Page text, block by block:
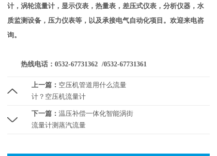
计，涡轮流量计，显示仪表，热量表，差压式仪表，分析仪器，水
质监测设备，压力仪表等，以及承接电气自动化项目。欢迎来电咨
询。
热线电话：0532-67731362 /0532-67731361
上一篇： 空压机管道用什么流量
计？空压机流量计
下一篇： 温压补偿一体化智能涡街
流量计测蒸汽流量